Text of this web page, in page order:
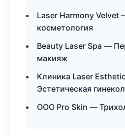
Laser Harmony Velvet
косметология
Beauty Laser Spa —
макияж
Клиника Laser
Эстетическая
ООО Pro Skin —